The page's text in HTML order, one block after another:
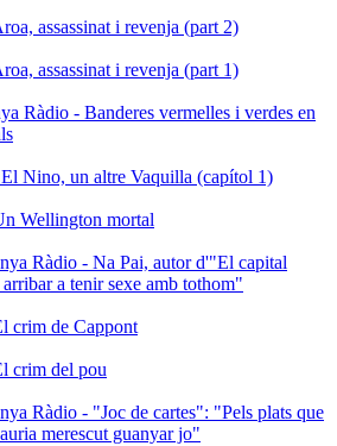
assassinat i revenja (part 2)
assassinat i revenja (part 1)
Ràdio - Banderes vermelles i verdes en
Nino, un altre Vaquilla (capítol 1)
Wellington mortal
Ràdio - Na Pai, autor d'"El capital
a tenir sexe amb tothom"
crim de Cappont
crim del pou
Ràdio - "Joc de cartes": "Pels plats que
merescut guanyar jo"